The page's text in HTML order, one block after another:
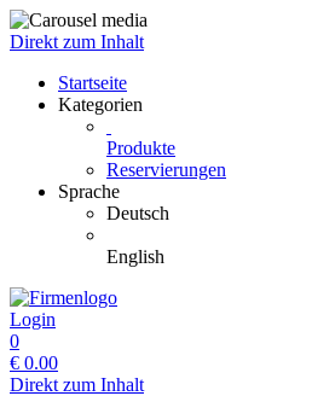
Direkt zum Inhalt
Startseite
Kategorien
Produkte
Reservierungen
Sprache
Deutsch
English
Login
0
€ 0.00
Direkt zum Inhalt